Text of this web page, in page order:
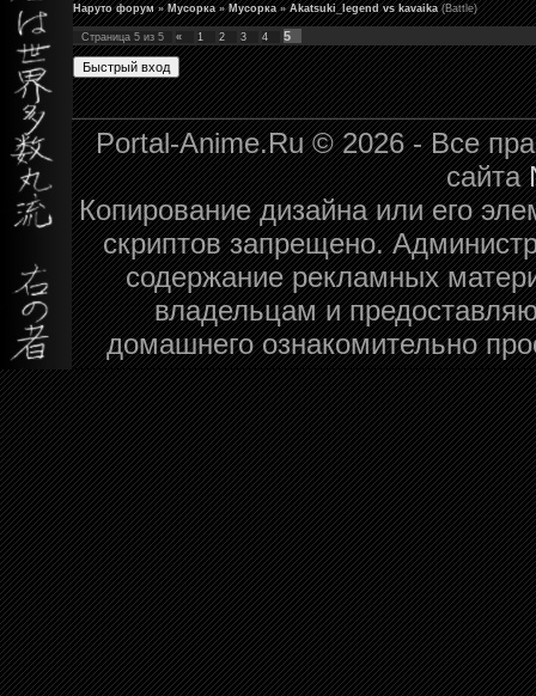
Наруто форум » Мусорка » Мусорка » Akatsuki_legend vs kavaika (Battle)
Страница 5 из 5 « 1 2 3 4 5
Portal-Anime.Ru © 2026 - Все
сайта
Копирование дизайна или его
скриптов запрещено.
содержание рекламных
владельцам и
домашнего ознакомительно